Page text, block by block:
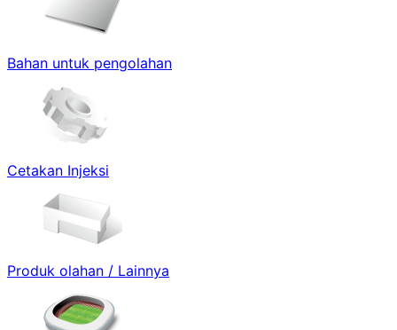
Bahan untuk pengolahan
Cetakan Injeksi
Produk olahan / Lainnya